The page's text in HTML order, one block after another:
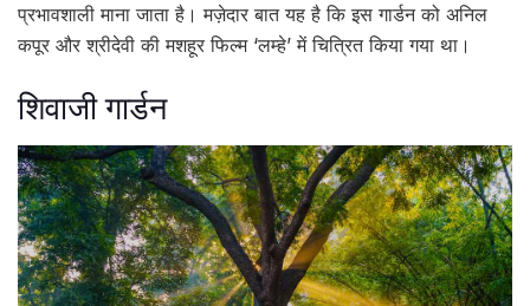
प्रभावशाली माना जाता है। मज़ेदार बात यह है कि इस गार्डन को अनिल
कपूर और श्रीदेवी की मशहूर फिल्म ‘लम्हे’ में चित्रित किया गया था।
शिवाजी गार्डन